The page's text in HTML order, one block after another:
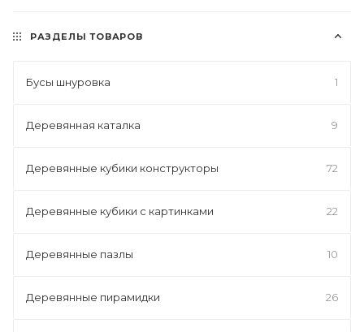
РАЗДЕЛЫ ТОВАРОВ
Бусы шнуровка 1
Деревянная каталка 9
Деревянные кубики конструкторы 72
Деревянные кубики с картинками 22
Деревянные пазлы 10
Деревянные пирамидки 26